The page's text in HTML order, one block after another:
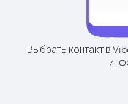
Выбрать контакт в